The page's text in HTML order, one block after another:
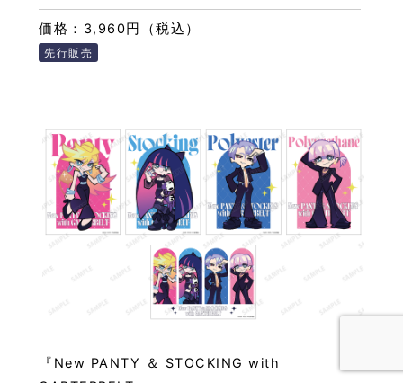
価格：3,960円（税込）
先行販売
『New PANTY ＆ STOCKING with